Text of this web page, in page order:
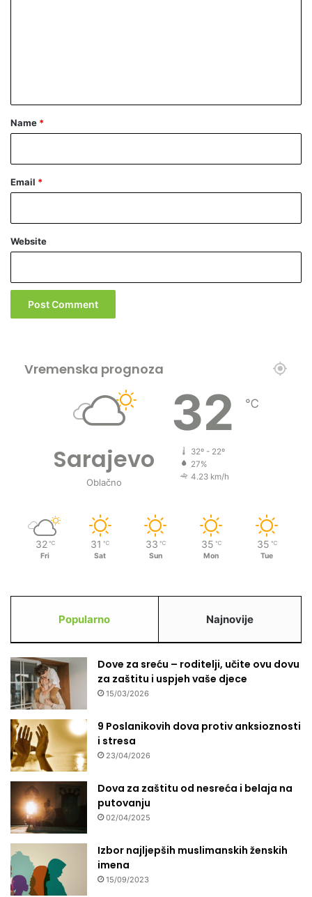
*
Name *
Email *
Website
Vremenska prognoza
Sarajevo
Oblačno
32 ℃
32º - 22º
27%
4.23 km/h
32 ℃
Fri
31 ℃
Sat
33 ℃
Sun
35 ℃
Mon
35 ℃
Tue
Popularno Najnovije
Dove za sreću – roditelji, učite ovu dovu
za zaštitu i uspjeh vaše djece
15/03/2026
9 Poslanikovih dova protiv anksioznosti
i stresa
23/04/2026
Dova za zaštitu od nesreća i belaja na
putovanju
02/04/2025
Izbor najljepših muslimanskih ženskih
imena
15/09/2023